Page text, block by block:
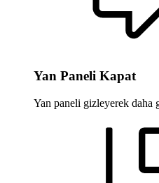
Yan Paneli Kapat
Yan paneli gizleyerek daha